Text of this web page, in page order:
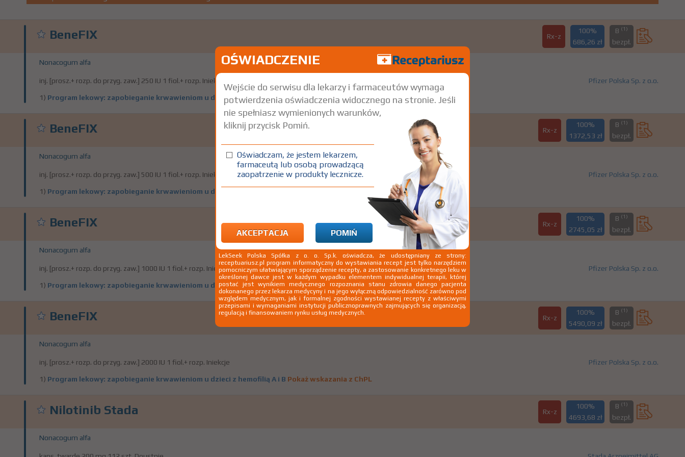
BeneFIX Rx-z
100%
686,26 zł
B (1)
bezpł.
Nonacogum alfa
inj. [prosz.+ rozp. do przyg. zaw.] 250 IU 1 fiol.+ rozp. Iniekcje Pfizer Polska Sp. z o.o.
1) Program lekowy: zapobieganie krwawieniom u dzieci z hemofilią A i BPokaż wskazania z ChPL
BeneFIX Rx-z
100%
1372,53 zł
B (1)
bezpł.
Nonacogum alfa
inj. [prosz.+ rozp. do przyg. zaw.] 500 IU 1 fiol.+ rozp. Iniekcje Pfizer Polska Sp. z o.o.
1) Program lekowy: zapobieganie krwawieniom u dzieci z hemofilią A i B
BeneFIX Rx-z
100%
2745,05 zł
B (1)
bezpł.
Nonacogum alfa
inj. [prosz.+ rozp. do przyg. zaw.] 1000 IU 1 fiol.+ rozp. Iniekcje Pfizer Polska Sp. z o.o.
1) Program lekowy: zapobieganie krwawieniom u dzieci z hemofilią A i B Pokaż wskazania z ChPL
BeneFIX Rx-z
100%
5490,09 zł
B (1)
bezpł.
Nonacogum alfa
inj. [prosz.+ rozp. do przyg. zaw.] 2000 IU 1 fiol.+ rozp. Iniekcje Pfizer Polska Sp. z o.o.
1) Program lekowy: zapobieganie krwawieniom u dzieci z hemofilią A i B Pokaż wskazania z ChPL
Nilotinib Stada Rx-z
100%
4693,68 zł
B (1)
bezpł.
Nonacogum alfa
OŚWIADCZENIE
Wejście do serwisu dla lekarzy i farmaceutów wymaga
potwierdzenia oświadczenia widocznego na stronie. Jeśli
nie spełniasz wymienionych warunków,
kliknij przycisk Pomiń.
Oświadczam, że jestem lekarzem,
farmaceutą lub osobą prowadzącą
zaopatrzenie w produkty lecznicze.
AKCEPTACJA POMIŃ
LekSeek Polska Spółka z o. o. Sp.k. oświadcza, że udostępniany ze strony:
receptuariusz.pl program informatyczny do wystawiania recept jest tylko narzędziem
pomocniczym ułatwiającym sporządzenie recepty, a zastosowanie konkretnego leku w
określonej dawce jest w każdym wypadku elementem indywidualnej terapii, której
postać jest wynikiem medycznego rozpoznania stanu zdrowia danego pacjenta
dokonanego przez lekarza medycyny i na jego wyłączną odpowiedzialność zarówno pod
względem medycznym, jak i formalnej zgodności wystawianej recepty z właściwymi
przepisami i wymaganiami instytucji publicznoprawnych zajmujących się organizacją,
regulacją i finansowaniem rynku usług medycznych.